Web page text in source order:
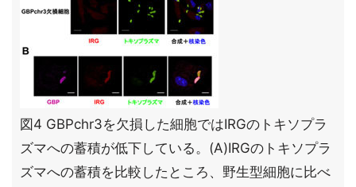
図4 GBPchr3を欠損した細胞ではIRGのトキソプラ
ズマへの蓄積が低下している。(A)IRGのトキソプラ
ズマへの蓄積を比較したところ、野生型細胞に比べ